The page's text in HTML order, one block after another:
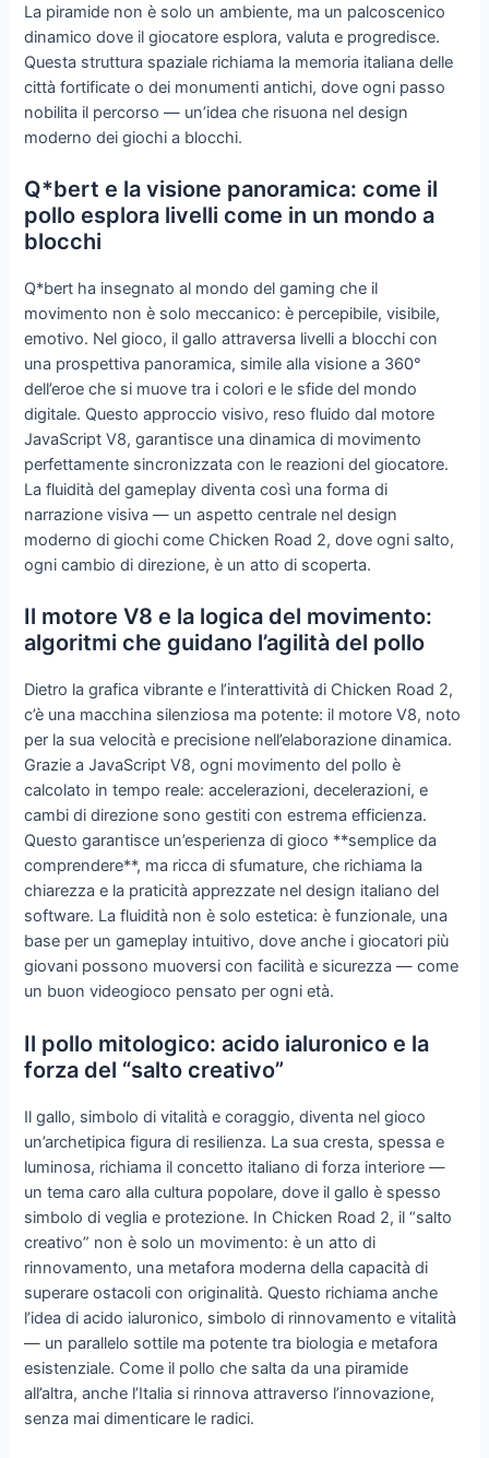
La piramide non è solo un ambiente, ma un palcoscenico
dinamico dove il giocatore esplora, valuta e progredisce.
Questa struttura spaziale richiama la memoria italiana delle
città fortificate o dei monumenti antichi, dove ogni passo
nobilita il percorso — un’idea che risuona nel design
moderno dei giochi a blocchi.
Q*bert e la visione panoramica: come il
pollo esplora livelli come in un mondo a
blocchi
Q*bert ha insegnato al mondo del gaming che il
movimento non è solo meccanico: è percepibile, visibile,
emotivo. Nel gioco, il gallo attraversa livelli a blocchi con
una prospettiva panoramica, simile alla visione a 360°
dell’eroe che si muove tra i colori e le sfide del mondo
digitale. Questo approccio visivo, reso fluido dal motore
JavaScript V8, garantisce una dinamica di movimento
perfettamente sincronizzata con le reazioni del giocatore.
La fluidità del gameplay diventa così una forma di
narrazione visiva — un aspetto centrale nel design
moderno di giochi come Chicken Road 2, dove ogni salto,
ogni cambio di direzione, è un atto di scoperta.
Il motore V8 e la logica del movimento:
algoritmi che guidano l’agilità del pollo
Dietro la grafica vibrante e l’interattività di Chicken Road 2,
c’è una macchina silenziosa ma potente: il motore V8, noto
per la sua velocità e precisione nell’elaborazione dinamica.
Grazie a JavaScript V8, ogni movimento del pollo è
calcolato in tempo reale: accelerazioni, decelerazioni, e
cambi di direzione sono gestiti con estrema efficienza.
Questo garantisce un’esperienza di gioco **semplice da
comprendere**, ma ricca di sfumature, che richiama la
chiarezza e la praticità apprezzate nel design italiano del
software. La fluidità non è solo estetica: è funzionale, una
base per un gameplay intuitivo, dove anche i giocatori più
giovani possono muoversi con facilità e sicurezza — come
un buon videogioco pensato per ogni età.
Il pollo mitologico: acido ialuronico e la
forza del “salto creativo”
Il gallo, simbolo di vitalità e coraggio, diventa nel gioco
un’archetipica figura di resilienza. La sua cresta, spessa e
luminosa, richiama il concetto italiano di forza interiore —
un tema caro alla cultura popolare, dove il gallo è spesso
simbolo di veglia e protezione. In Chicken Road 2, il “salto
creativo” non è solo un movimento: è un atto di
rinnovamento, una metafora moderna della capacità di
superare ostacoli con originalità. Questo richiama anche
l’idea di acido ialuronico, simbolo di rinnovamento e vitalità
— un parallelo sottile ma potente tra biologia e metafora
esistenziale. Come il pollo che salta da una piramide
all’altra, anche l’Italia si rinnova attraverso l’innovazione,
senza mai dimenticare le radici.